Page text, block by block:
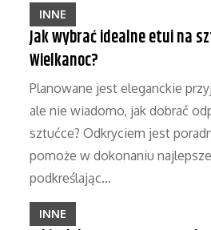
INNE
Jak wybrać idealne etui na
Wielkanoc?
Planowane jest eleganckie
ale nie wiadomo, jak dobrać
sztućce? Odkryciem jest
pomoże w dokonaniu
podkreślając…
INNE